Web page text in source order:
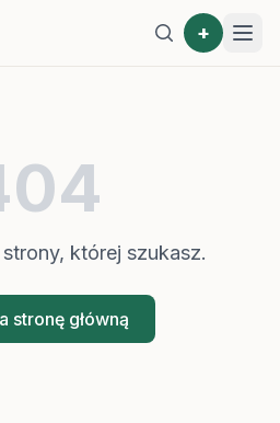
+
której szukasz.
stronę główną